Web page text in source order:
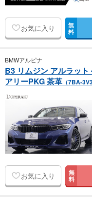
お気に入り 無
料
BMWアルピナ
B3 リムジン アルラッ
アリーPKG 茶革 （7BA-
お気に入り 無
料